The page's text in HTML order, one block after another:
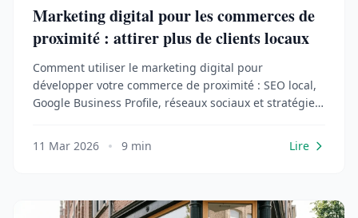
Marketing digital pour les commerces de
proximité : attirer plus de clients locaux
Comment utiliser le marketing digital pour
développer votre commerce de proximité : SEO local,
Google Business Profile, réseaux sociaux et stratégie
11 Mar 2026
9 min Lire